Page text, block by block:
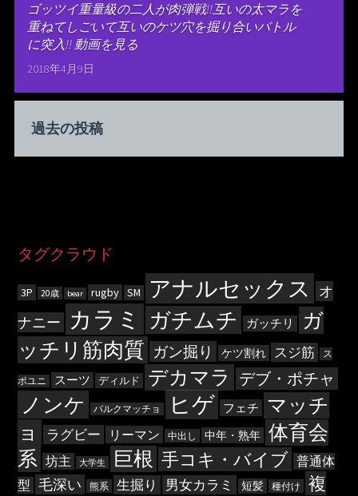
ゴッツイ重量級の二人が肉弾戦!!互いの太マラを
重ねてしごいて互いのケツ穴を掘り合いバトル
に突入!! 動画を見る
2018年4月9日
過去の投稿
タグクラウド
3P 20歳 bear rugby SM アナルセックス
オ
ナニー
カラミ ガチムチ ガッチリ
ガ
ッチリ筋肉質 ガン掘り ケツ割れ スジ筋 ス
ポユニ スーツ ディルド デカマラ デブ・ポチャ
ノンケ バルクマッチョ ヒゲ フェチ
マッチ
ョ
ラグビー リーマン 中出し 中年・熟年 体育会
系 坊主 大学生 巨根 手コキ・バイブ 普通体
型 毛深い 熊系 生掘り 男女カラミ 短髪 種付け
複